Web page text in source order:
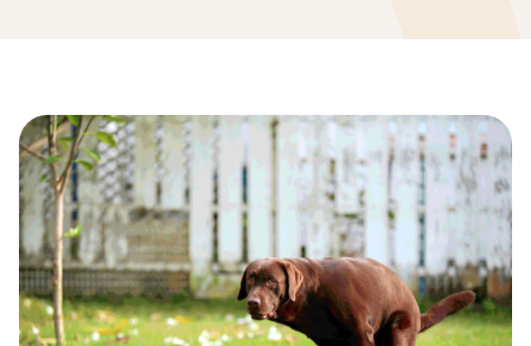
Mon chien a du sang dans les selles : pourquoi et que faire ?